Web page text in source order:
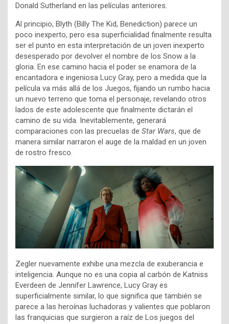
Donald Sutherland en las películas anteriores.
Al principio, Blyth (Billy The Kid, Benediction) parece un
poco inexperto, pero esa superficialidad finalmente resulta
ser el punto en esta interpretación de un joven inexperto
desesperado por devolver el nombre de los Snow a la
gloria. En ese camino hacia el poder se enamora de la
encantadora e ingeniosa Lucy Gray, pero a medida que la
película va más allá de los Juegos, fijando un rumbo hacia
un nuevo terreno que toma el personaje, revelando otros
lados de este adolescente que finalmente dictarán el
camino de su vida. Inevitablemente, generará
comparaciones con las precuelas de Star Wars, que de
manera similar narraron el auge de la maldad en un joven
de rostro fresco.
Zegler nuevamente exhibe una mezcla de exuberancia e
inteligencia. Aunque no es una copia al carbón de Katniss
Everdeen de Jennifer Lawrence, Lucy Gray es
superficialmente similar, lo que significa que también se
parece a las heroínas luchadoras y valientes que poblaron
las franquicias que surgieron a raíz de Los juegos del